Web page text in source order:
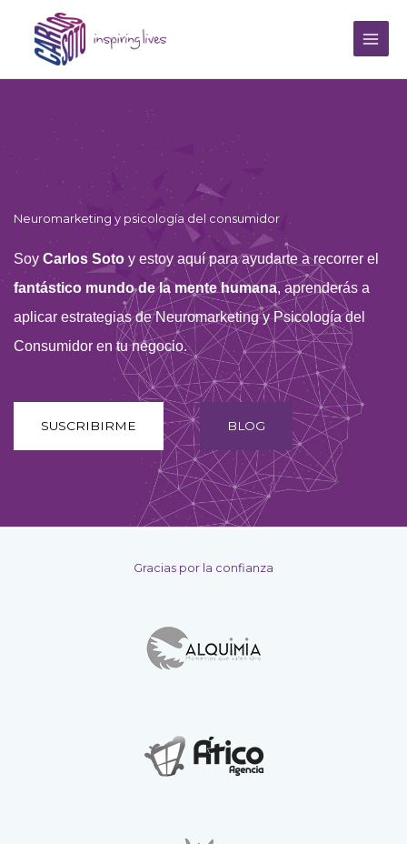
contenido
Neuromarketing y psicología del consumidor
Soy Carlos Soto y estoy aquí para ayudarte a recorrer el
fantástico mundo de la mente humana, aprenderás a
aplicar estrategias de Neuromarketing y Psicología del
Consumidor en tu negocio.
SUSCRIBIRME BLOG
Gracias por la confianza